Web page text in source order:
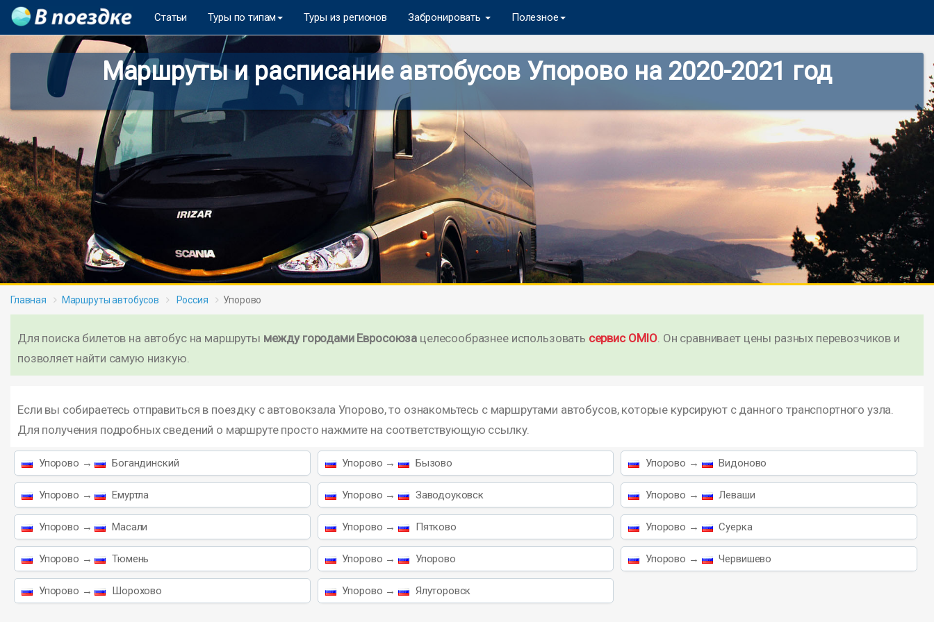
Статьи Туры по типам Туры из регионов Забронировать Полезное
Маршруты и расписание автобусов Упорово на 2020-2021 год
Главная Маршруты автобусов Россия Упорово
Для поиска билетов на автобус на маршруты между городами Евросоюза целесообразнее использовать сервис OMIO. Он сравнивает цены разных перевозчиков и
позволяет найти самую низкую.
Если вы собираетесь отправиться в поездку с автовокзала Упорово, то ознакомьтесь с маршрутами автобусов, которые курсируют с данного транспортного узла.
Для получения подробных сведений о маршруте просто нажмите на соответствующую ссылку.
Упорово → Богандинский Упорово → Бызово Упорово → Видоново
Упорово → Емуртла Упорово → Заводоуковск Упорово → Леваши
Упорово → Масали Упорово → Пятково Упорово → Суерка
Упорово → Тюмень Упорово → Упорово Упорово → Червишево
Упорово → Шорохово Упорово → Ялуторовск